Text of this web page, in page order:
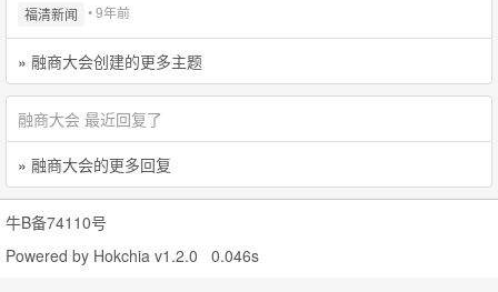
福清新闻 • 9年前
» 融商大会创建的更多主题
融商大会 最近回复了
» 融商大会的更多回复
牛B备74110号
Powered by Hokchia v1.2.0 0.046s